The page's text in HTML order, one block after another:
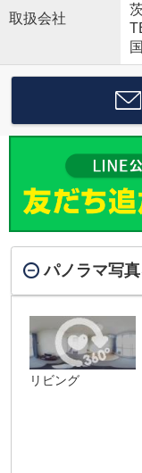
取扱会社
パノラマ写
リビング